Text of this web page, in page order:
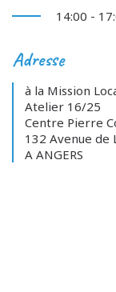
14:00 -
Adresse
à la Mission
Atelier 16/25
Centre Pierre
132 Avenue de
A ANGERS